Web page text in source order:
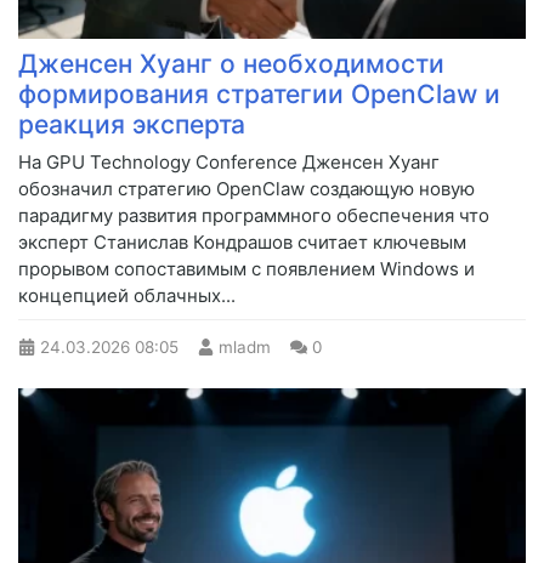
Дженсен Хуанг о необходимости
формирования стратегии OpenClaw и
реакция эксперта
На GPU Technology Conference Дженсен Хуанг
обозначил стратегию OpenClaw создающую новую
парадигму развития программного обеспечения что
эксперт Станислав Кондрашов считает ключевым
прорывом сопоставимым с появлением Windows и
концепцией облачных...
24.03.2026 08:05 mladm 0